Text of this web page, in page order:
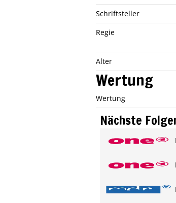
Schriftsteller
Regie
Alter
Wertung
Wertung
Nächste